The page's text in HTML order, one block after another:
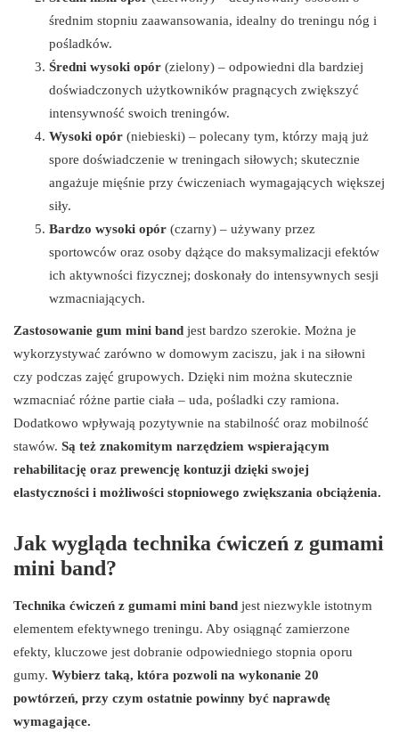
średnim stopniu zaawansowania, idealny do treningu nóg i
pośladków.
Średni wysoki opór (zielony) – odpowiedni dla bardziej
doświadczonych użytkowników pragnących zwiększyć
intensywność swoich treningów.
Wysoki opór (niebieski) – polecany tym, którzy mają już
spore doświadczenie w treningach siłowych; skutecznie
angażuje mięśnie przy ćwiczeniach wymagających większej
siły.
Bardzo wysoki opór (czarny) – używany przez
sportowców oraz osoby dążące do maksymalizacji efektów
ich aktywności fizycznej; doskonały do intensywnych sesji
wzmacniających.
Zastosowanie gum mini band jest bardzo szerokie. Można je
wykorzystywać zarówno w domowym zaciszu, jak i na siłowni
czy podczas zajęć grupowych. Dzięki nim można skutecznie
wzmacniać różne partie ciała – uda, pośladki czy ramiona.
Dodatkowo wpływają pozytywnie na stabilność oraz mobilność
stawów. Są też znakomitym narzędziem wspierającym
rehabilitację oraz prewencję kontuzji dzięki swojej
elastyczności i możliwości stopniowego zwiększania obciążenia.
Jak wygląda technika ćwiczeń z gumami
mini band?
Technika ćwiczeń z gumami mini band jest niezwykle istotnym
elementem efektywnego treningu. Aby osiągnąć zamierzone
efekty, kluczowe jest dobranie odpowiedniego stopnia oporu
gumy. Wybierz taką, która pozwoli na wykonanie 20
powtórzeń, przy czym ostatnie powinny być naprawdę
wymagające.